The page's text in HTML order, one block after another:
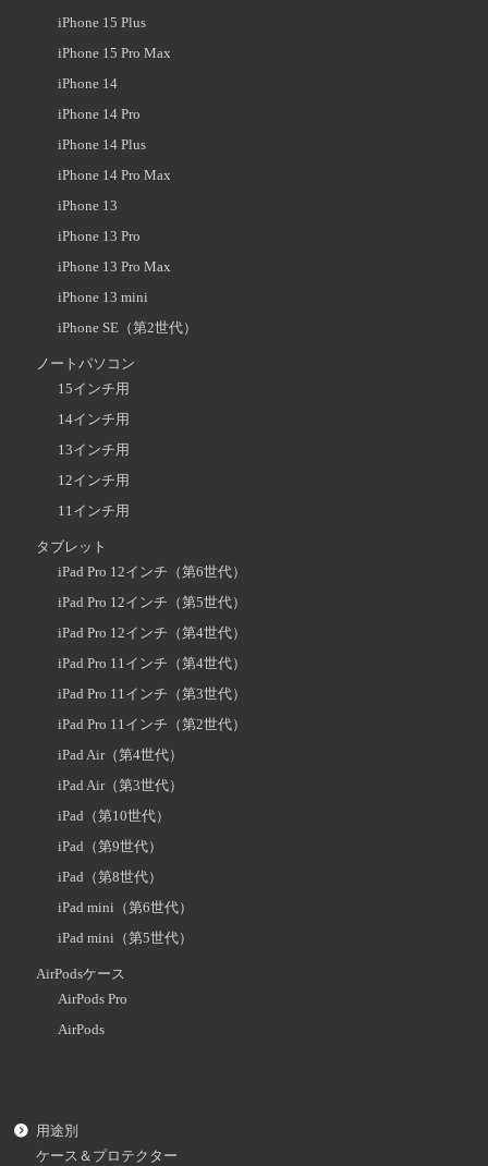
iPhone 15 Plus
iPhone 15 Pro Max
iPhone 14
iPhone 14 Pro
iPhone 14 Plus
iPhone 14 Pro Max
iPhone 13
iPhone 13 Pro
iPhone 13 Pro Max
iPhone 13 mini
iPhone SE（第2世代）
ノートパソコン
15インチ用
14インチ用
13インチ用
12インチ用
11インチ用
タブレット
iPad Pro 12インチ（第6世代）
iPad Pro 12インチ（第5世代）
iPad Pro 12インチ（第4世代）
iPad Pro 11インチ（第4世代）
iPad Pro 11インチ（第3世代）
iPad Pro 11インチ（第2世代）
iPad Air（第4世代）
iPad Air（第3世代）
iPad（第10世代）
iPad（第9世代）
iPad（第8世代）
iPad mini（第6世代）
iPad mini（第5世代）
AirPodsケース
AirPods Pro
AirPods
用途別
ケース＆プロテクター